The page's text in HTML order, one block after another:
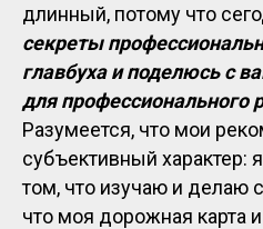
длинный, потому что
секреты
главбуха и поделюсь с
для профессионального
Разумеется, что мои
субъективный характер:
том, что изучаю и делаю
что моя дорожная карта